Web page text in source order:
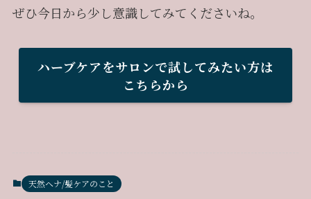
ぜひ今日から少し意識してみてくださいね。
ハーブケアをサロンで試してみたい方は
こちらから
天然ヘナ/髪ケアのこと